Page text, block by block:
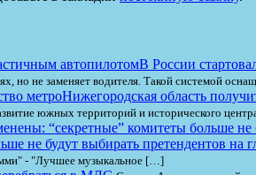
В России
но не заменяет водителя. Такой системой
Нижегородская область
южных территорий и исторического
не будут выбирать претендентов на
- "Лучшее музыкальное […]